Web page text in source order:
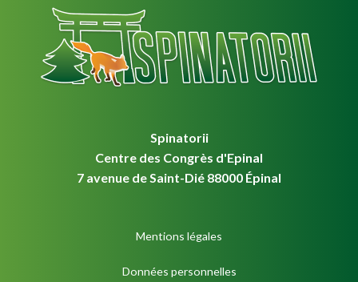
Spinatorii
Centre des Congrès d'Epinal
7 avenue de Saint-Dié 88000 Épinal
Mentions légales
Données personnelles